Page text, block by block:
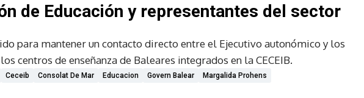
de Educación y representantes del sector
para mantener un contacto directo entre el Ejecutivo autonómico y los
centros de enseñanza de Baleares integrados en la CECEIB.
Ceceib Consolat De Mar Educacion Govern Balear Margalida Prohens